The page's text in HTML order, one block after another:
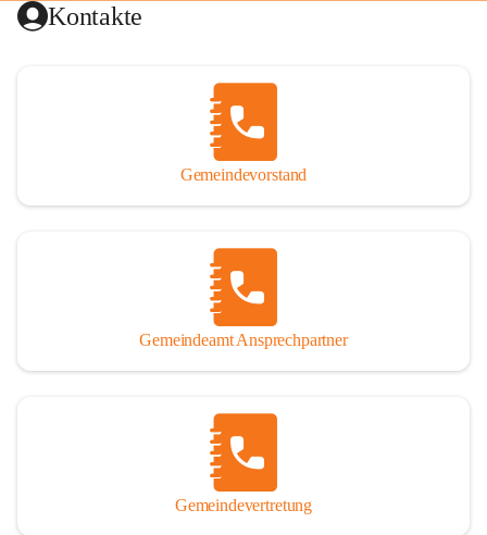
Kontakte
Gemeindevorstand
Gemeindeamt Ansprechpartner
Gemeindevertretung